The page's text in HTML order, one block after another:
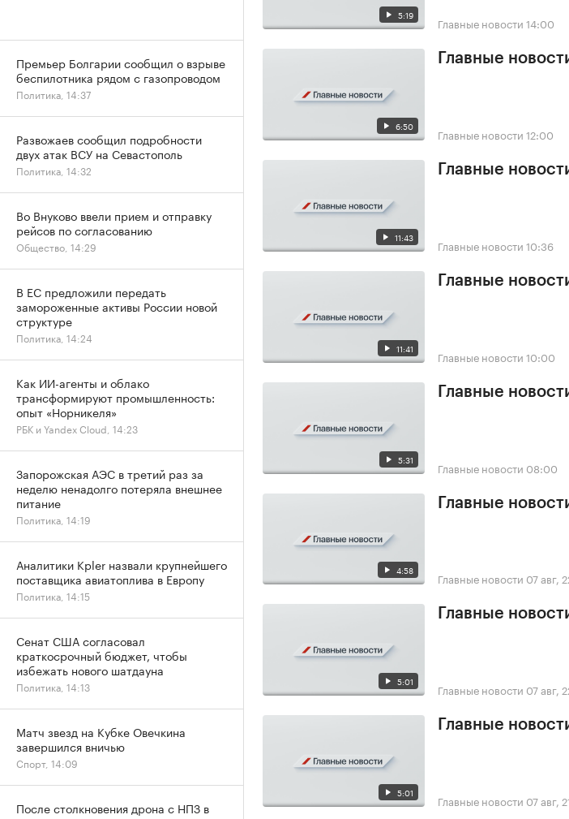
5:19 Главные новости 14:00
6:50
Главные
Главные новости 12:00
11:43
Главные
Главные новости 10:36
11:41
Главные
Главные новости 10:00
5:31
Главные
Главные новости 08:00
4:58
Главные
Главные новости 07 авг,
5:01
Главные
Главные новости 07 авг,
5:01
Главные
Главные новости 07 авг,
Премьер Болгарии сообщил о взрыве
беспилотника рядом с газопроводом
Политика, 14:37
Развожаев сообщил подробности
двух атак ВСУ на Севастополь
Политика, 14:32
Во Внуково ввели прием и отправку
рейсов по согласованию
Общество, 14:29
В ЕС предложили передать
замороженные активы России новой
структуре
Политика, 14:24
Как ИИ-агенты и облако
трансформируют промышленность:
опыт «Норникеля»
РБК и Yandex Cloud, 14:23
Запорожская АЭС в третий раз за
неделю ненадолго потеряла внешнее
питание
Политика, 14:19
Аналитики Kpler назвали крупнейшего
поставщика авиатоплива в Европу
Политика, 14:15
Сенат США согласовал
краткосрочный бюджет, чтобы
избежать нового шатдауна
Политика, 14:13
Матч звезд на Кубке Овечкина
завершился вничью
Спорт, 14:09
После столкновения дрона с НПЗ в